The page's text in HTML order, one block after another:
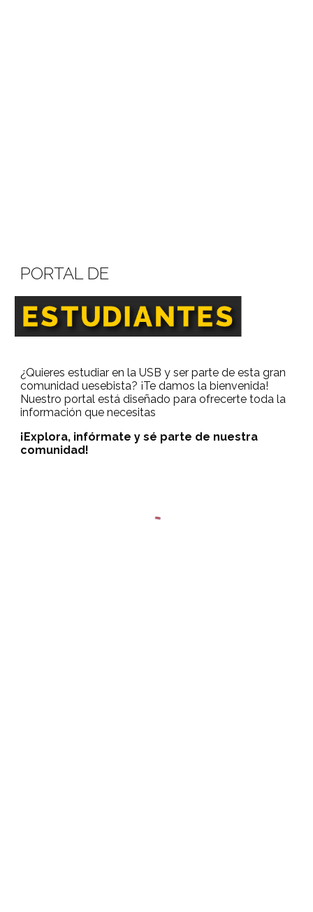
PORTAL DE
¿Quieres estudiar en la USB y ser parte de esta gran
comunidad uesebista? ¡Te damos la bienvenida!
Nuestro portal está diseñado para ofrecerte toda la
información que necesitas
¡Explora, infórmate y sé parte de nuestra
comunidad!